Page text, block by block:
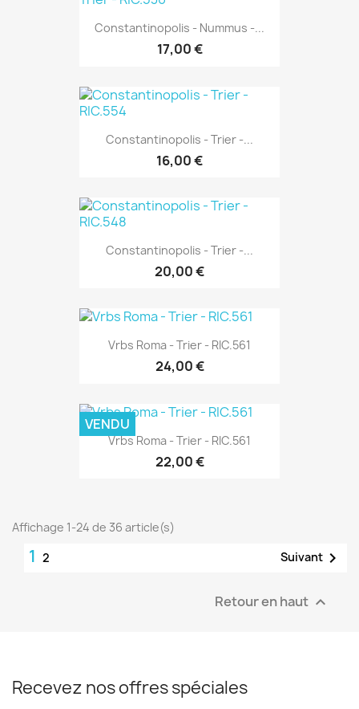
Constantinopolis - Nummus -...
17,00 €
Constantinopolis - Trier -...
16,00 €
Constantinopolis - Trier -...
20,00 €
Vrbs Roma - Trier - RIC.561
24,00 €
Vrbs Roma - Trier - RIC.561
22,00 €
VENDU
Affichage 1-24 de 36 article(s)
1 2 Suivant 
Retour en haut 
Recevez nos offres spéciales